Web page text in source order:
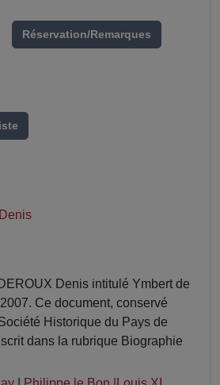
Réservation/Remarques
Denis intitulé Ymbert de
Ce document, conservé
Historique du Pays de
dans la rubrique Biographie